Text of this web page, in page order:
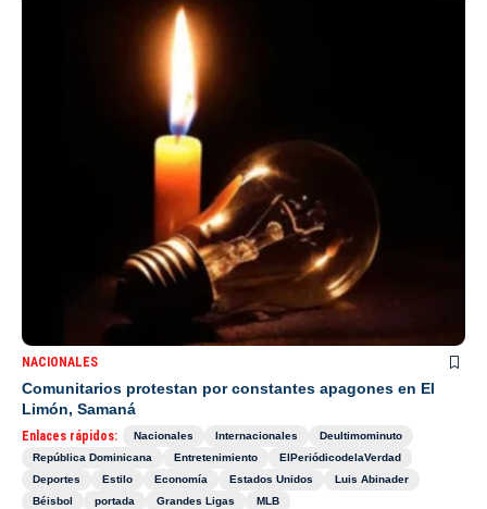
NACIONALES
Comunitarios protestan por constantes apagones en El
Limón, Samaná
Enlaces rápidos: Nacionales Internacionales
Deultimominuto
República Dominicana
Entretenimiento
ElPeriódicodelaVerdad
Deportes
Estilo Economía Estados Unidos
Luis Abinader
Béisbol
portada Grandes Ligas MLB